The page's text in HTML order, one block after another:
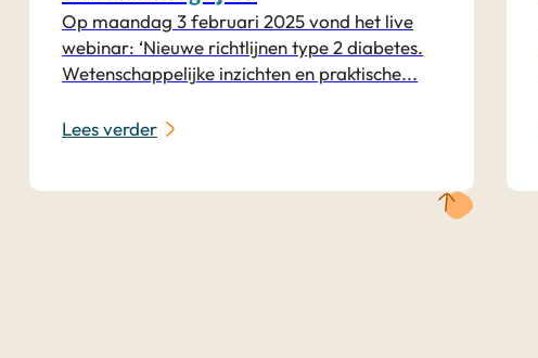
Op maandag 3 februari 2025 vond het live
webinar: ‘Nieuwe richtlijnen type 2 diabetes.
Wetenschappelijke inzichten en praktische...
Lees verder